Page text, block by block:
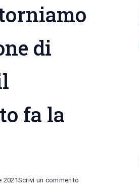
21.00
di
fa la
2021Scrivi un commento